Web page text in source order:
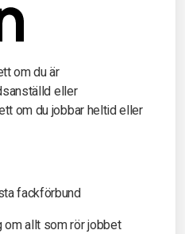
fackförbund
om allt som rör jobbet